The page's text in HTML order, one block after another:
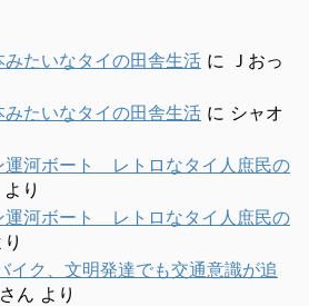
たいなタイの田舎生活 に Ｊおっ
たいなタイの田舎生活 に シャオ
河ボート レトロなタイ人庶民の
より
河ボート レトロなタイ人庶民の
イク、文明発達でも交通意識が追
ん より